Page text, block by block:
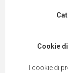
Cookie
I cookie di